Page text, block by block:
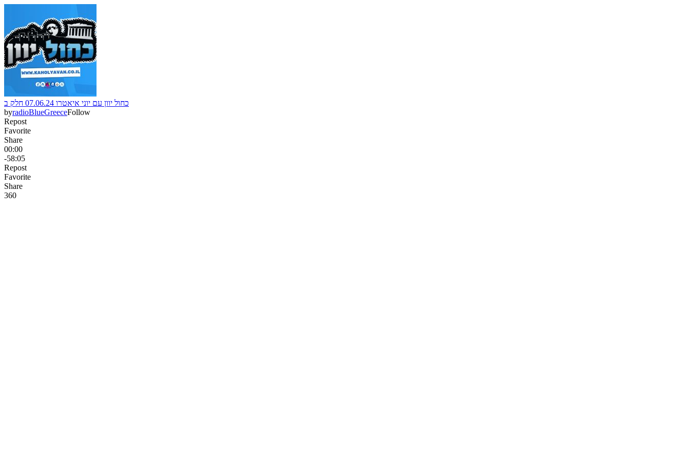
כחול יוון עם יוני איאטרו 07.06.24 חלק ב
byradioBlueGreeceFollow
Repost
Favorite
Share
00:00
-58:05
Repost
Favorite
Share
360